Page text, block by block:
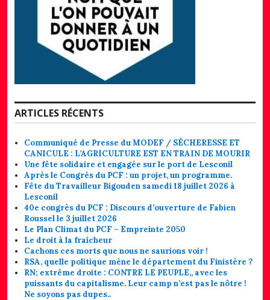
ARTICLES RÉCENTS
Communiqué de Presse du MODEF / SÉCHERESSE ET
CANICULE : L’AGRICULTURE EST EN TRAIN DE MOURIR
Une fête solidaire et engagée sur le port de Lesconil
Après le Congrès du PCF : un projet, un programme.
Fête du Travailleur Bigouden samedi 18 juillet 2026 à
Lesconil
40e congrès du PCF : Discours d’ouverture de Fabien
Roussel le 3 juillet 2026
Le Plan Climat du PCF – Empreinte 2050
Le droit à la fraîcheur
Cachons ces morts que nous ne saurions voir !
RSA, quelle politique mène le département du Finistère ?
RN; extrême droite : CONTRE LE PEUPLE,, avec les
puissants du capitalisme. Leur camp n’est pas le nôtre !
Ne soyons pas dupes..